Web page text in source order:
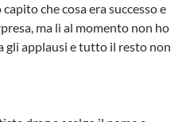
che cosa era successo e
ma lì al momento non ho
gli applausi e tutto il resto non